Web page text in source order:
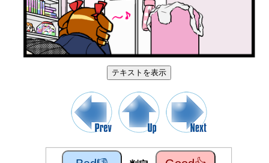
テキストを表示